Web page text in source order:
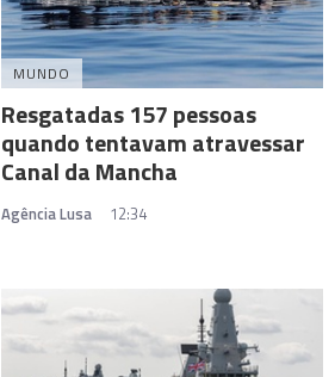
MUNDO
Resgatadas 157 pessoas
quando tentavam atravessar
Canal da Mancha
Agência Lusa 12:34